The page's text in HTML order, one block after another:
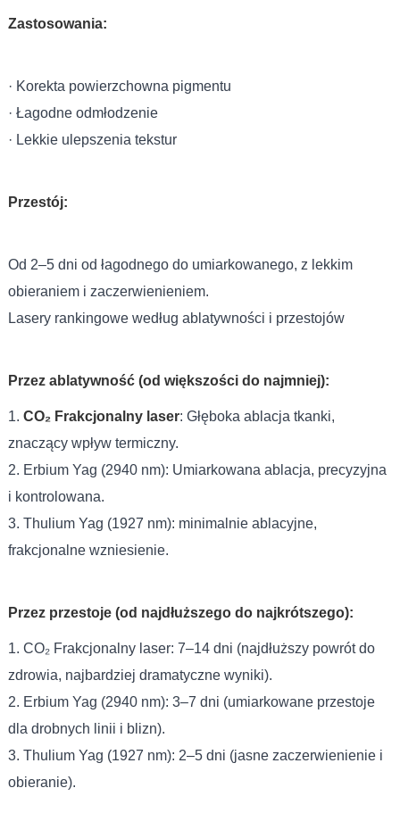
Zastosowania:
· Korekta powierzchowna pigmentu
· Łagodne odmłodzenie
· Lekkie ulepszenia tekstur
Przestój:
Od 2–5 dni od łagodnego do umiarkowanego, z lekkim
obieraniem i zaczerwienieniem.
Lasery rankingowe według ablatywności i przestojów
Przez ablatywność (od większości do najmniej):
1. CO₂ Frakcjonalny laser: Głęboka ablacja tkanki,
znaczący wpływ termiczny.
2. Erbium Yag (2940 nm): Umiarkowana ablacja, precyzyjna
i kontrolowana.
3. Thulium Yag (1927 nm): minimalnie ablacyjne,
frakcjonalne wzniesienie.
Przez przestoje (od najdłuższego do najkrótszego):
1. CO₂ Frakcjonalny laser: 7–14 dni (najdłuższy powrót do
zdrowia, najbardziej dramatyczne wyniki).
2. Erbium Yag (2940 nm): 3–7 dni (umiarkowane przestoje
dla drobnych linii i blizn).
3. Thulium Yag (1927 nm): 2–5 dni (jasne zaczerwienienie i
obieranie).